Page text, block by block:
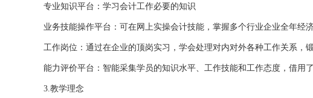
专业知识平台：学习会计工作必要的知识
业务技能操作平台：可在网上实操会计技能，掌握多个行业企业全年经
工作岗位：通过在企业的顶岗实习，学会处理对内对外各种工作关系，
能力评价平台：智能采集学员的知识水平、工作技能和工作态度，借用
3.教学理念